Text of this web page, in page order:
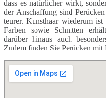
dass es natürlicher wirkt,
der Anschaffung sind
teurer. Kunsthaar wiederum
Farben sowie Schnitten
darüber hinaus auch
Zudem finden Sie Perücken